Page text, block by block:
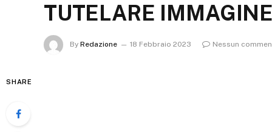
TUTELARE
By Redazione 18 Febbraio 2023 Nessun
SHARE